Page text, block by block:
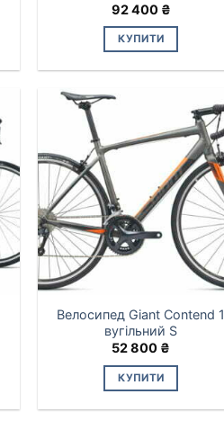
92 400 ₴
КУПИТИ
Велосипед Giant Contend 1
вугільний S
52 800 ₴
КУПИТИ